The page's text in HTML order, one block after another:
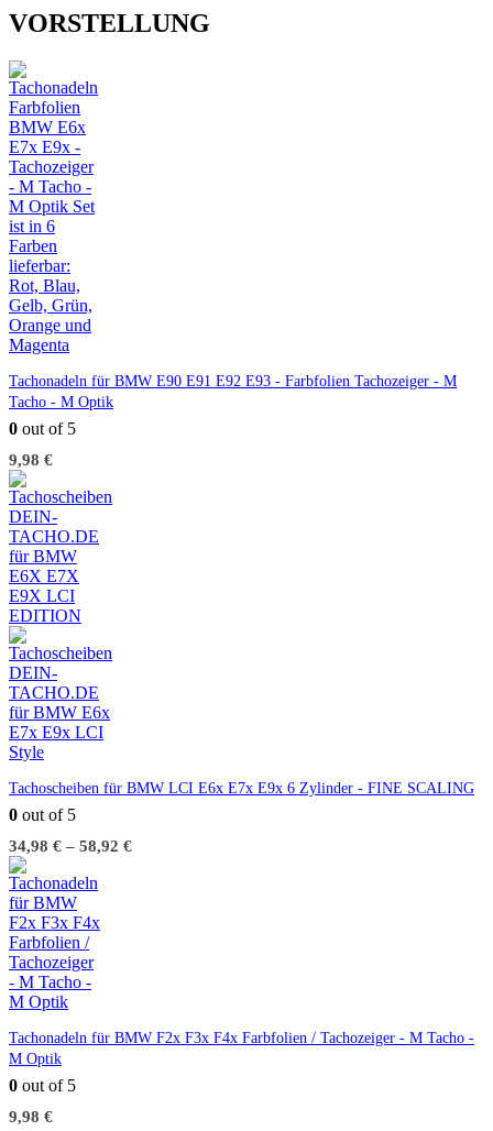
Produktseite
werden
Produktseite
werden
VORSTELLUNG
Tachonadeln für BMW E90 E91 E92 E93 - Farbfolien Tachozeiger - M
Tacho - M Optik
0 out of 5
9,98 €
Tachoscheiben für BMW LCI E6x E7x E9x 6 Zylinder - FINE SCALING
0 out of 5
34,98 € – 58,92 €
Tachonadeln für BMW F2x F3x F4x Farbfolien / Tachozeiger - M Tacho -
M Optik
0 out of 5
9,98 €